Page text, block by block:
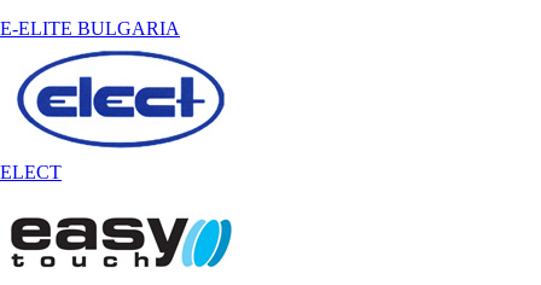
E-ELITE BULGARIA
ELECT